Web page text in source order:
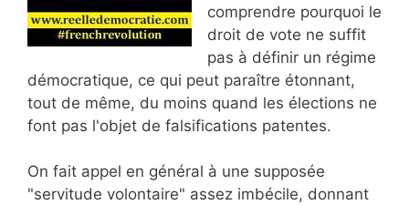
comprendre pourquoi le
droit de vote ne suffit
pas à définir un régime
démocratique, ce qui peut paraître étonnant,
tout de même, du moins quand les élections ne
font pas l'objet de falsifications patentes.
On fait appel en général à une supposée
"servitude volontaire" assez imbécile, donnant